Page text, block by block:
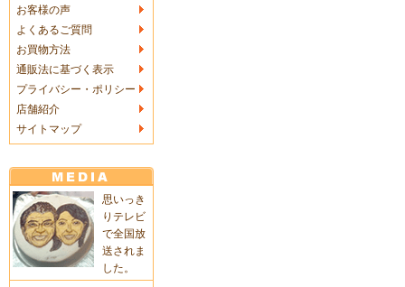
お客様の声
よくあるご質問
お買物方法
通販法に基づく表示
プライバシー・ポリシー
店舗紹介
サイトマップ
思いっき
りテレビ
で全国放
送されま
した。